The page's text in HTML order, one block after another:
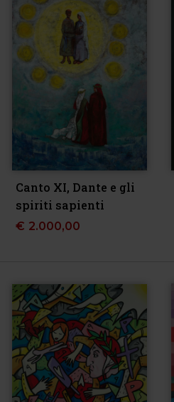
Canto XI, Dante e gli
spiriti sapienti
€ 2.000,00